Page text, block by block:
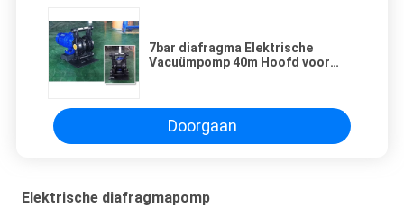
7bar diafragma Elektrische
Vacuümpomp 40m Hoofd voor
Doorgaan
Elektrische diafragmapomp